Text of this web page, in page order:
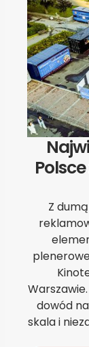
Z
dowód
skala i